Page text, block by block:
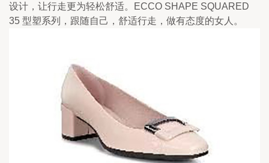
设计，让行走更为轻松舒适。ECCO SHAPE SQUARED
35 型塑系列，跟随自己，舒适行走，做有态度的女人。